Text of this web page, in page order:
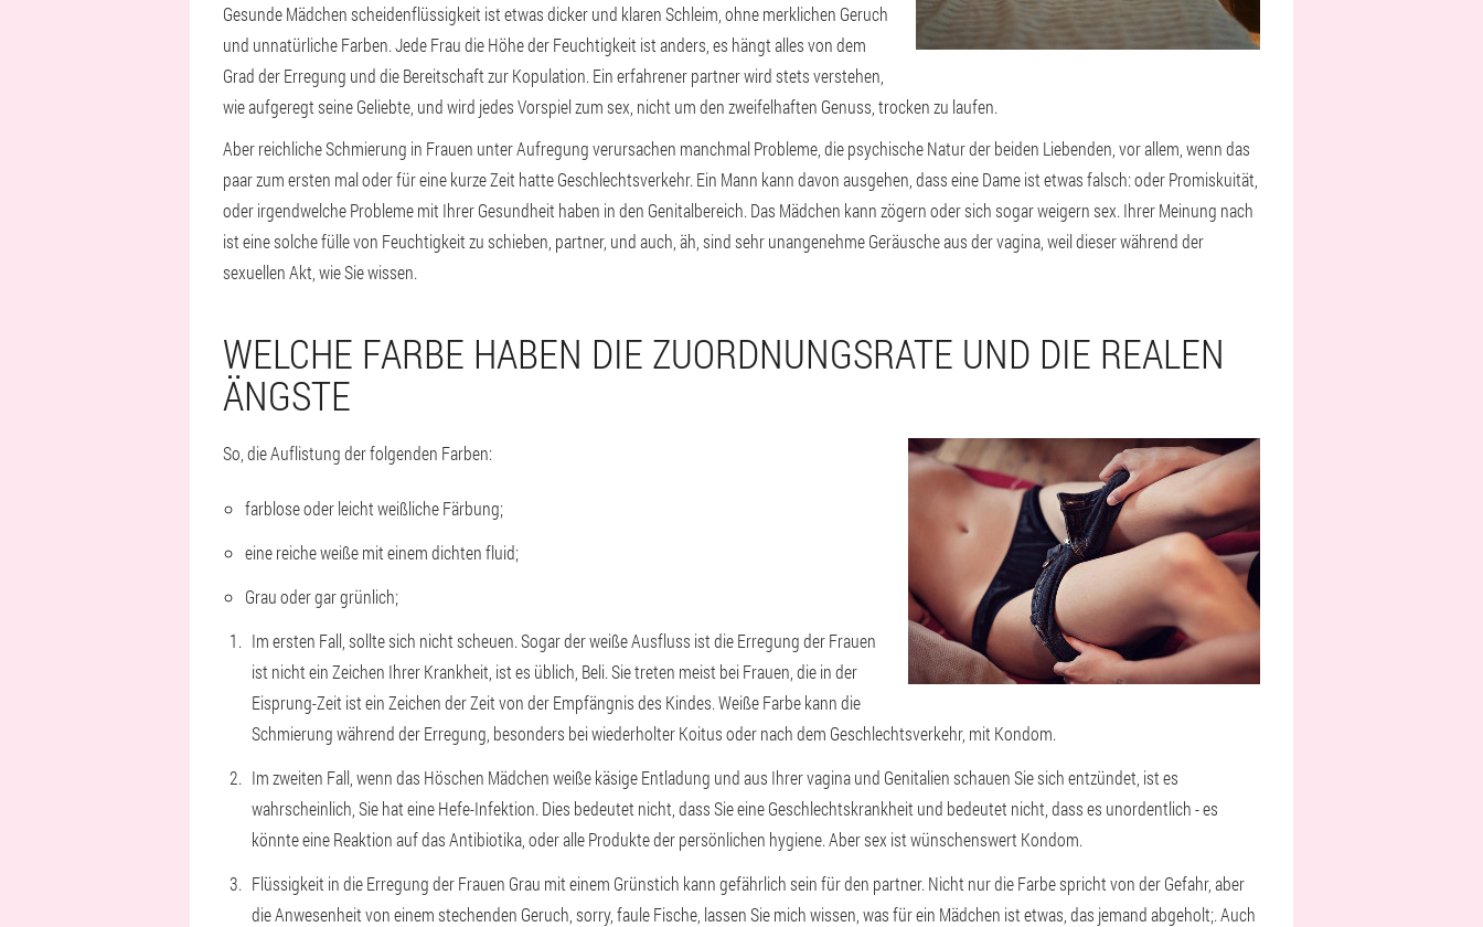
Gesunde Mädchen scheidenflüssigkeit ist etwas dicker und klaren Schleim, ohne merklichen Geruch
und unnatürliche Farben. Jede Frau die Höhe der Feuchtigkeit ist anders, es hängt alles von dem
Grad der Erregung und die Bereitschaft zur Kopulation. Ein erfahrener partner wird stets verstehen,
wie aufgeregt seine Geliebte, und wird jedes Vorspiel zum sex, nicht um den zweifelhaften Genuss, trocken zu laufen.
Aber reichliche Schmierung in Frauen unter Aufregung verursachen manchmal Probleme, die psychische Natur der beiden Liebenden, vor allem, wenn das
paar zum ersten mal oder für eine kurze Zeit hatte Geschlechtsverkehr. Ein Mann kann davon ausgehen, dass eine Dame ist etwas falsch: oder Promiskuität,
oder irgendwelche Probleme mit Ihrer Gesundheit haben in den Genitalbereich. Das Mädchen kann zögern oder sich sogar weigern sex. Ihrer Meinung nach
ist eine solche fülle von Feuchtigkeit zu schieben, partner, und auch, äh, sind sehr unangenehme Geräusche aus der vagina, weil dieser während der
sexuellen Akt, wie Sie wissen.
WELCHE FARBE HABEN DIE ZUORDNUNGSRATE UND DIE REALEN
ÄNGSTE
So, die Auflistung der folgenden Farben:
farblose oder leicht weißliche Färbung;
eine reiche weiße mit einem dichten fluid;
Grau oder gar grünlich;
Im ersten Fall, sollte sich nicht scheuen. Sogar der weiße Ausfluss ist die Erregung der Frauen
ist nicht ein Zeichen Ihrer Krankheit, ist es üblich, Beli. Sie treten meist bei Frauen, die in der
Eisprung-Zeit ist ein Zeichen der Zeit von der Empfängnis des Kindes. Weiße Farbe kann die
Schmierung während der Erregung, besonders bei wiederholter Koitus oder nach dem Geschlechtsverkehr, mit Kondom.
Im zweiten Fall, wenn das Höschen Mädchen weiße käsige Entladung und aus Ihrer vagina und Genitalien schauen Sie sich entzündet, ist es
wahrscheinlich, Sie hat eine Hefe-Infektion. Dies bedeutet nicht, dass Sie eine Geschlechtskrankheit und bedeutet nicht, dass es unordentlich - es
könnte eine Reaktion auf das Antibiotika, oder alle Produkte der persönlichen hygiene. Aber sex ist wünschenswert Kondom.
Flüssigkeit in die Erregung der Frauen Grau mit einem Grünstich kann gefährlich sein für den partner. Nicht nur die Farbe spricht von der Gefahr, aber
die Anwesenheit von einem stechenden Geruch, sorry, faule Fische, lassen Sie mich wissen, was für ein Mädchen ist etwas, das jemand abgeholt;. Auch